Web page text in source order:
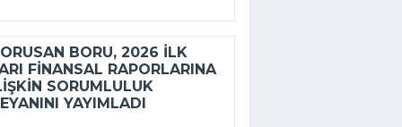
BORU, 2026 ILK
FINANSAL RAPORLARINA
SORUMLULUK
YAYIMLADI